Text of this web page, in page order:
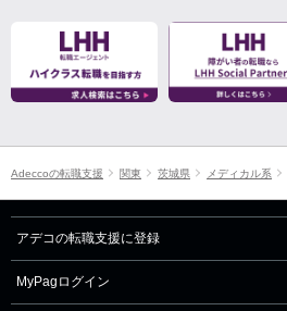
Adeccoの転職支援 関東 茨城県 メディカル系
アデコの転職支援に登録
MyPagログイン